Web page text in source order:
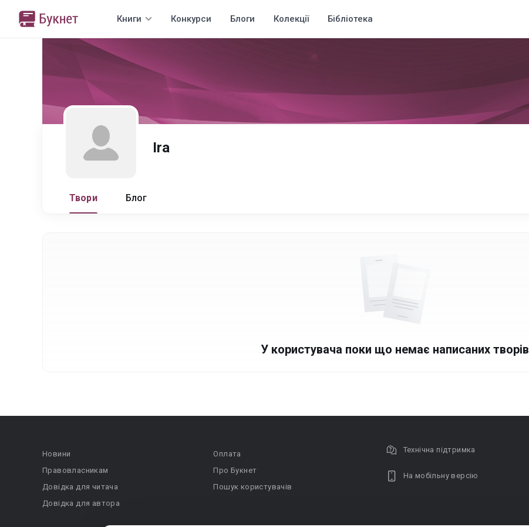
Книги Конкурси Блоги Колекції Бібліотека
Ira
Твори Блог
У користувача поки що немає написаних творів
Новини
Правовласникам
Довідка для читача
Довідка для автора
Оплата
Про Букнет
Пошук користувачів
Технічна підтримка
На мобільну версію